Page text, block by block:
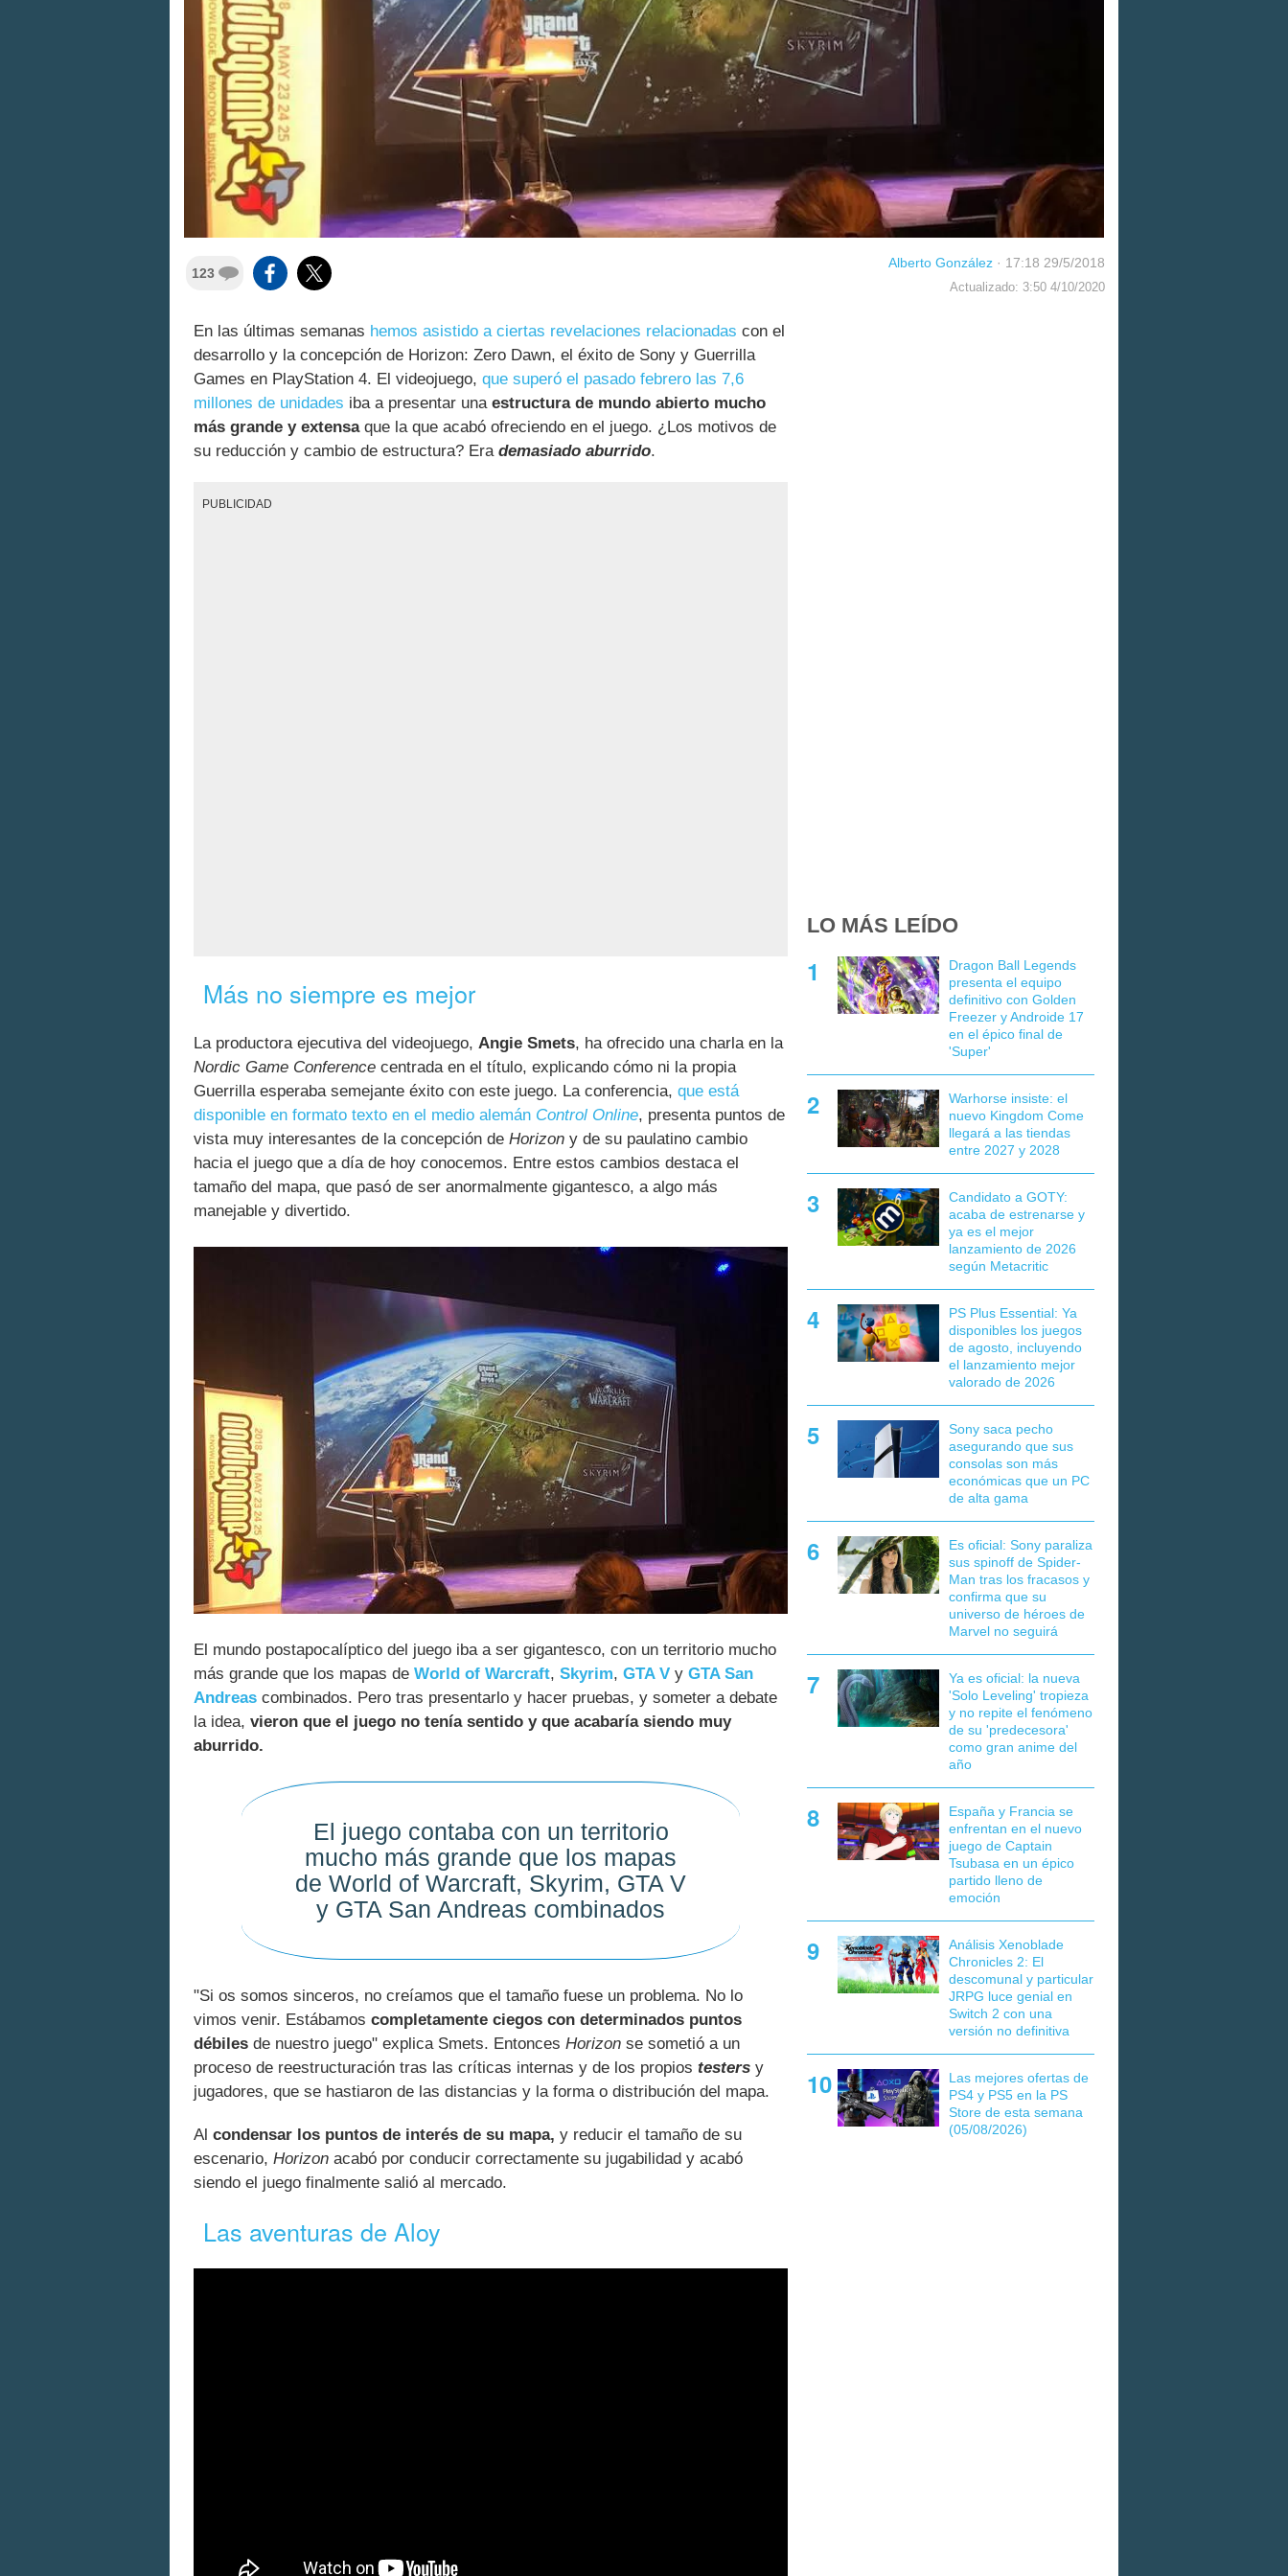
123
Alberto González · 17:18 29/5/2018
Actualizado: 3:50 4/10/2020
En las últimas semanas hemos asistido a ciertas revelaciones relacionadas con el
desarrollo y la concepción de Horizon: Zero Dawn, el éxito de Sony y Guerrilla
Games en PlayStation 4. El videojuego, que superó el pasado febrero las 7,6
millones de unidades iba a presentar una estructura de mundo abierto mucho
más grande y extensaque la que acabó ofreciendo en el juego. ¿Los motivos de
su reducción y cambio de estructura? Era demasiado aburrido.
PUBLICIDAD
Más no siempre es mejor
La productora ejecutiva del videojuego, Angie Smets, ha ofrecido una charla en la
Nordic Game Conference centrada en el título, explicando cómo ni la propia
Guerrilla esperaba semejante éxito con este juego. La conferencia, que está
disponible en formato texto en el medio alemán Control Online, presenta puntos de
vista muy interesantes de la concepción de Horizon y de su paulatino cambio
hacia el juego que a día de hoy conocemos. Entre estos cambios destaca el
tamaño del mapa, que pasó de ser anormalmente gigantesco, a algo más
manejable y divertido.
El mundo postapocalíptico del juego iba a ser gigantesco, con un territorio mucho
más grande que los mapas de World of Warcraft, Skyrim, GTA V y GTA San
Andreas combinados. Pero tras presentarlo y hacer pruebas, y someter a debate
la idea, vieron que el juego no tenía sentido y que acabaría siendo muy
aburrido.
El juego contaba con un territorio
mucho más grande que los mapas
de World of Warcraft, Skyrim, GTA V
y GTA San Andreas combinados
"Si os somos sinceros, no creíamos que el tamaño fuese un problema. No lo
vimos venir. Estábamos completamente ciegos con determinados puntos
débiles de nuestro juego" explica Smets. Entonces Horizon se sometió a un
proceso de reestructuración tras las críticas internas y de los propios testers y
jugadores, que se hastiaron de las distancias y la forma o distribución del mapa.
Al condensar los puntos de interés de su mapa, y reducir el tamaño de su
escenario, Horizon acabó por conducir correctamente su jugabilidad y acabó
siendo el juego finalmente salió al mercado.
Las aventuras de Aloy
LO MÁS LEÍDO
Dragon Ball Legends
presenta el equipo
definitivo con Golden
Freezer y Androide 17
en el épico final de
'Super'
Warhorse insiste: el
nuevo Kingdom Come
llegará a las tiendas
entre 2027 y 2028
Candidato a GOTY:
acaba de estrenarse y
ya es el mejor
lanzamiento de 2026
según Metacritic
PS Plus Essential: Ya
disponibles los juegos
de agosto, incluyendo
el lanzamiento mejor
valorado de 2026
Sony saca pecho
asegurando que sus
consolas son más
económicas que un PC
de alta gama
Es oficial: Sony paraliza
sus spinoff de Spider-
Man tras los fracasos y
confirma que su
universo de héroes de
Marvel no seguirá
Ya es oficial: la nueva
'Solo Leveling' tropieza
y no repite el fenómeno
de su 'predecesora'
como gran anime del
año
España y Francia se
enfrentan en el nuevo
juego de Captain
Tsubasa en un épico
partido lleno de
emoción
Análisis Xenoblade
Chronicles 2: El
descomunal y particular
JRPG luce genial en
Switch 2 con una
versión no definitiva
Las mejores ofertas de
PS4 y PS5 en la PS
Store de esta semana
(05/08/2026)